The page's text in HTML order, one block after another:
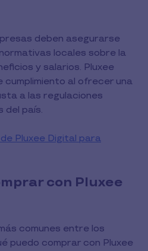
deben asegurarse
locales sobre la
y salarios. Pluxee
al ofrecer una
a las regulaciones
del país.
Pluxee Digital para
con Pluxee
comunes entre los
puedo comprar con Pluxee